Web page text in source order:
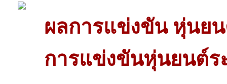
ผลการแข่งขัน หุ่นย
การแข่งขันหุ่นยนต์ร